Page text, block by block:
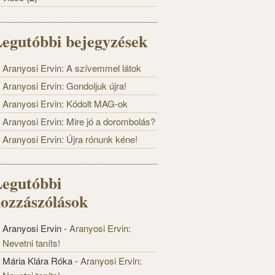
bejegyzések
Aranyosi Ervin: A szívemmel látok
Aranyosi Ervin: Gondoljuk újra!
Aranyosi Ervin: Kódolt MAG-ok
Aranyosi Ervin: Mire jó a dorombolás?
Aranyosi Ervin: Újra rónunk kéne!
Aranyosi Ervin-Aranyosi Ervin:
Nevetni taníts!
Mária Klára Róka-Aranyosi Ervin: